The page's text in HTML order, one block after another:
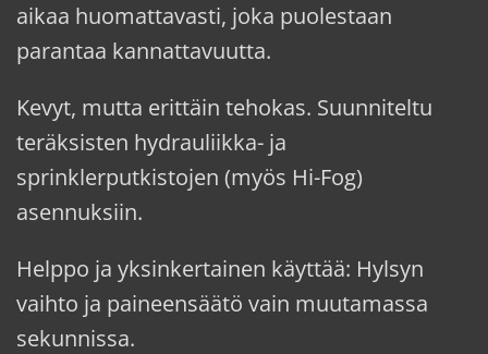
aikaa huomattavasti, joka puolestaan
parantaa kannattavuutta.
Kevyt, mutta erittäin tehokas. Suunniteltu
teräksisten hydrauliikka- ja
sprinklerputkistojen (myös Hi-Fog)
asennuksiin.
Helppo ja yksinkertainen käyttää: Hylsyn
vaihto ja paineensäätö vain muutamassa
sekunnissa.